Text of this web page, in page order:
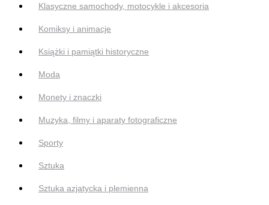
Klasyczne samochody, motocykle i akcesoria
Komiksy i animacje
Książki i pamiątki historyczne
Moda
Monety i znaczki
Muzyka, filmy i aparaty fotograficzne
Sporty
Sztuka
Sztuka azjatycka i plemienna